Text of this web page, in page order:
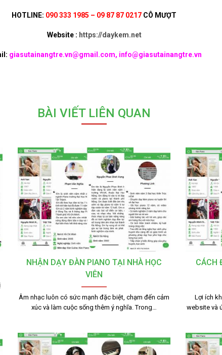
HOTLINE: 090 333 1985 – 09 87 87 0217 CÔ MƯỢT
Website : https://daykem.net
giasutainangtre.vn@gmail.com, info@giasutainangtre.vn
BÀI VIẾT LIÊN QUAN
NHẬN DẠY ĐÀN PIANO TẠI NHÀ HỌC
VIÊN
Âm nhạc luôn có sức mạnh đặc biệt, chạm đến cảm
xúc và làm cuộc sống thêm ý nghĩa. Trong…
CÁCH
Lợi ích
website và